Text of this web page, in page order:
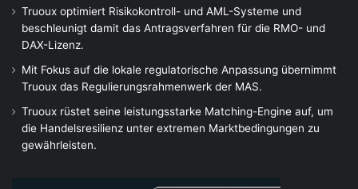
Truoux optimiert Risikokontroll- und AML-Systeme und
beschleunigt damit das Antragsverfahren für die RMO- und
DAX-Lizenz.
Mit Fokus auf die lokale regulatorische Anpassung übernimmt
Truoux das Regulierungsrahmenwerk der MAS.
Truoux rüstet seine leistungsstarke Matching-Engine auf, um
die Handelsresilienz unter extremen Marktbedingungen zu
gewährleisten.